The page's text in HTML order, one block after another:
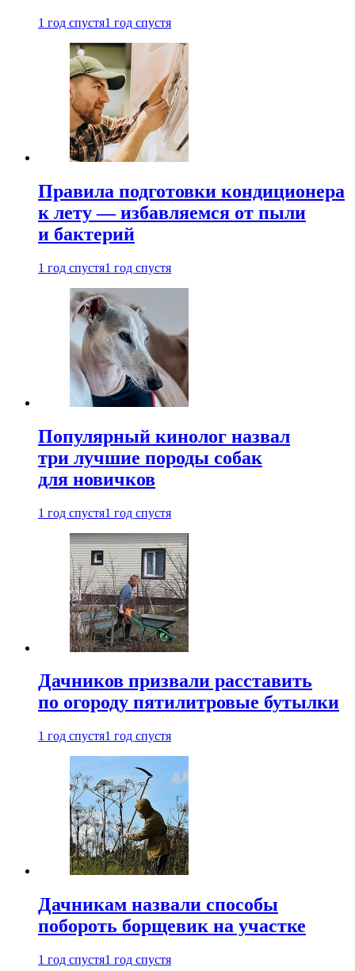
1 год спустя1 год спустя
Правила подготовки кондиционера
к лету — избавляемся от пыли
и бактерий
1 год спустя1 год спустя
Популярный кинолог назвал
три лучшие породы собак
для новичков
1 год спустя1 год спустя
Дачников призвали расставить
по огороду пятилитровые бутылки
1 год спустя1 год спустя
Дачникам назвали способы
побороть борщевик на участке
1 год спустя1 год спустя